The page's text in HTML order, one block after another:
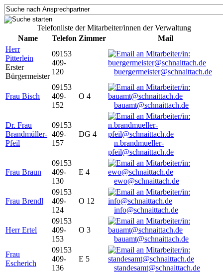
Telefonliste der Mitarbeiter/innen der Verwaltung
Name
Telefon Zimmer
Mail
Herr
Pitterlein
Erster
Bürgermeister
09153
409-
120
buergermeister@schnaittach.de
Frau Bisch
09153
409-
152
O 4
bauamt@schnaittach.de
Dr. Frau
Brandmüller-
Pfeil
09153
409-
157
DG 4
n.brandmueller-
pfeil@schnaittach.de
Frau Braun
09153
409-
130
E 4
ewo@schnaittach.de
Frau Brendl
09153
409-
124
O 12
info@schnaittach.de
Herr Ertel
09153
409-
153
O 3
bauamt@schnaittach.de
Frau
Escherich
09153
409-
136
E 5
standesamt@schnaittach.de